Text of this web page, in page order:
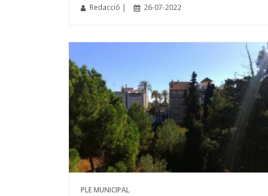
Redacció | 26-07-2022
PLE MUNICIPAL